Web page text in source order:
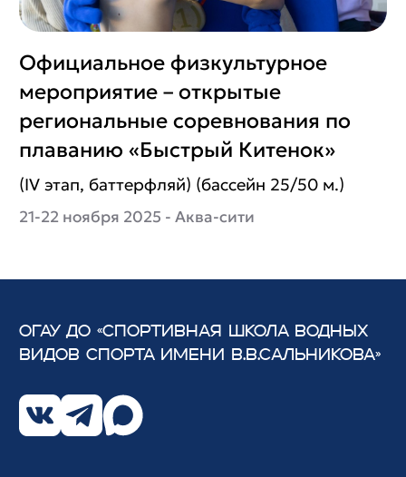
Официальное физкультурное
мероприятие – открытые
региональные соревнования по
плаванию «Быстрый Китенок»
(IV этап, баттерфляй) (бассейн 25/50 м.)
21-22 ноября 2025 - Аква-сити
ОГАУ ДО «СПОРТИВНАЯ ШКОЛА ВОДНЫХ
ВИДОВ СПОРТА ИМЕНИ В.В.САЛЬНИКОВА»